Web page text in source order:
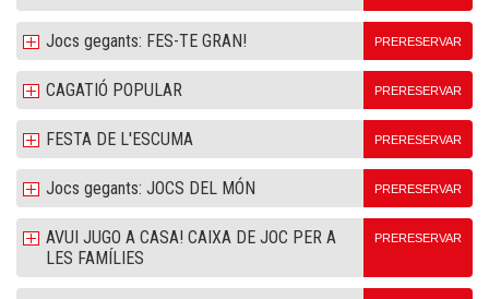
Jocs gegants: FES-TE GRAN! PRERESERVAR
CAGATIÓ POPULAR PRERESERVAR
FESTA DE L'ESCUMA PRERESERVAR
Jocs gegants: JOCS DEL MÓN PRERESERVAR
AVUI JUGO A CASA! CAIXA DE JOC PER A
LES FAMÍLIES
PRERESERVAR